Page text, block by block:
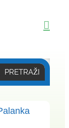
PRETRAŽI